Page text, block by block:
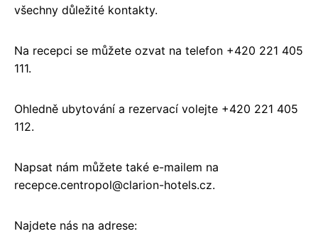
všechny důležité kontakty.
Na recepci se můžete ozvat na telefon +420 221 405
111.
Ohledně ubytování a rezervací volejte +420 221 405
112.
Napsat nám můžete také e-mailem na
recepce.centropol@clarion-hotels.cz.
Najdete nás na adrese: